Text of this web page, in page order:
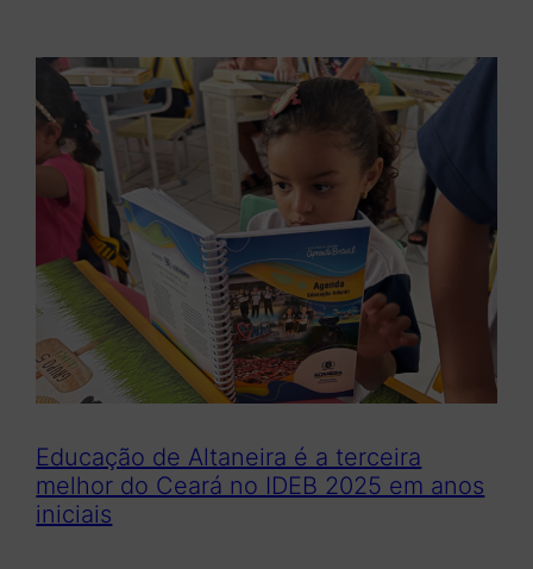
Educação de Altaneira é a terceira
melhor do Ceará no IDEB 2025 em anos
iniciais